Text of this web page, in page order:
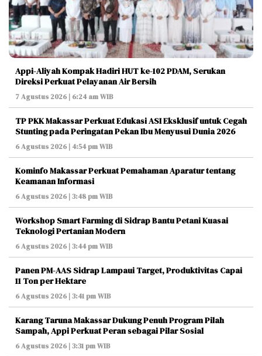
Appi-Aliyah Kompak Hadiri HUT ke-102 PDAM, Serukan
Direksi Perkuat Pelayanan Air Bersih
7 Agustus 2026 | 6:24 am WIB
TP PKK Makassar Perkuat Edukasi ASI Eksklusif untuk Cegah
Stunting pada Peringatan Pekan Ibu Menyusui Dunia 2026
6 Agustus 2026 | 4:54 pm WIB
Kominfo Makassar Perkuat Pemahaman Aparatur tentang
Keamanan Informasi
6 Agustus 2026 | 3:48 pm WIB
Workshop Smart Farming di Sidrap Bantu Petani Kuasai
Teknologi Pertanian Modern
6 Agustus 2026 | 3:44 pm WIB
Panen PM-AAS Sidrap Lampaui Target, Produktivitas Capai
11 Ton per Hektare
6 Agustus 2026 | 3:41 pm WIB
Karang Taruna Makassar Dukung Penuh Program Pilah
Sampah, Appi Perkuat Peran sebagai Pilar Sosial
6 Agustus 2026 | 3:31 pm WIB